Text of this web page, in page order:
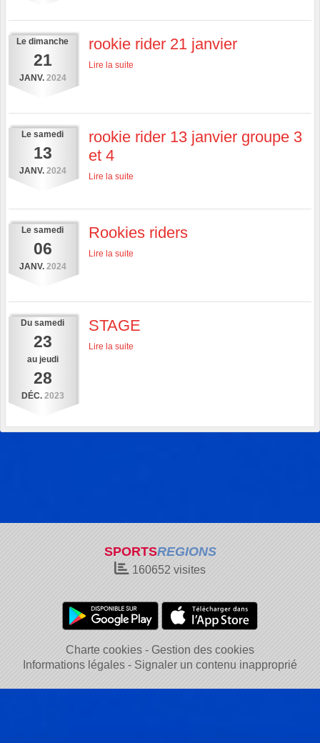
Le dimanche
21
JANV. 2024
rookie rider 21 janvier
Lire la suite
Le samedi
13
JANV. 2024
rookie rider 13 janvier groupe 3
et 4
Lire la suite
Le samedi
06
JANV. 2024
Rookies riders
Lire la suite
Du samedi
23
au jeudi
28
DÉC. 2023
STAGE
Lire la suite
SPORTSREGIONS
160652 visites
Charte cookies
Gestion des cookies
Informations légales
Signaler un contenu inapproprié